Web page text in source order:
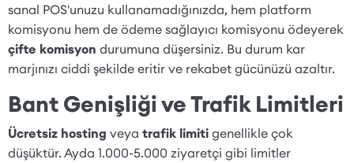
sanal POS'unuzu kullanamadığınızda, hem platform
komisyonu hem de ödeme sağlayıcı komisyonu ödeyerek
çifte komisyon durumuna düşersiniz. Bu durum kar
marjınızı ciddi şekilde eritir ve rekabet gücünüzü azaltır.
Bant Genişliği ve Trafik Limitleri
Ücretsiz hosting veya trafik limiti genellikle çok
düşüktür. Ayda 1.000-5.000 ziyaretçi gibi limitler